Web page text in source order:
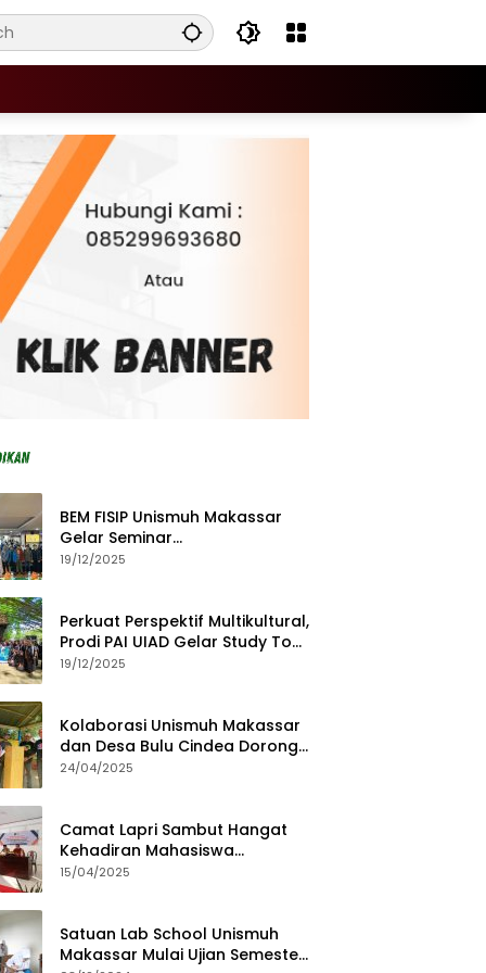
BEM FISIP Unismuh Makassar
Gelar Seminar
Keperempuanan, Bahas
19/12/2025
Perkuat Perspektif Multikultural,
Prodi PAI UIAD Gelar Study Tour
ke Kajang
19/12/2025
Kolaborasi Unismuh Makassar
dan Desa Bulu Cindea Dorong
Sentra Garam Industri
24/04/2025
Camat Lapri Sambut Hangat
Kehadiran Mahasiswa
PoltekMu
15/04/2025
Satuan Lab School Unismuh
Makassar Mulai Ujian Semester,